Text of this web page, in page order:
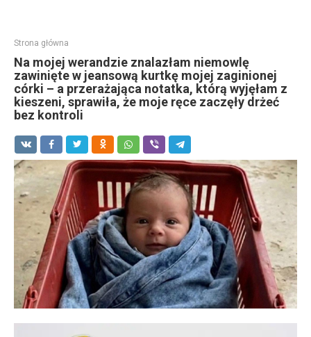
Strona główna
Na mojej werandzie znalazłam niemowlę
zawinięte w jeansową kurtkę mojej zaginionej
córki – a przerażająca notatka, którą wyjęłam z
kieszeni, sprawiła, że moje ręce zaczęły drżeć
bez kontroli